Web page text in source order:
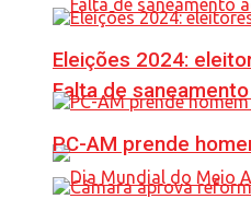
Falta de
Eleições 2024:
PC-AM prende